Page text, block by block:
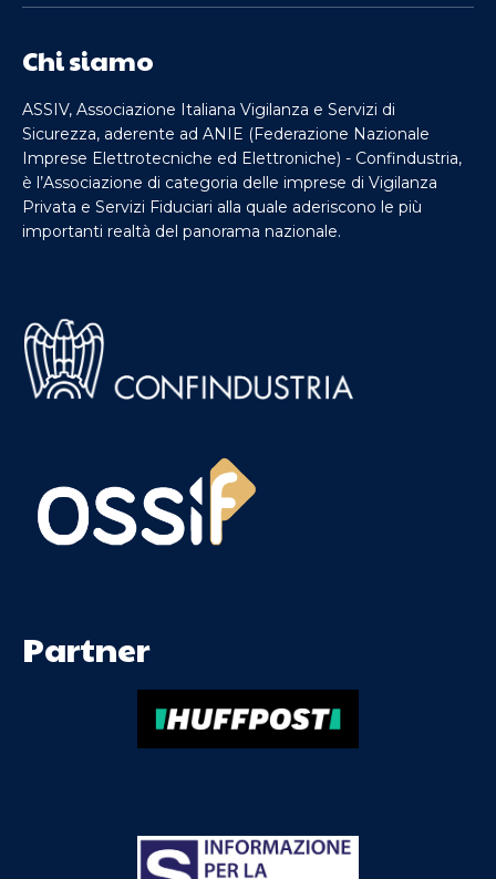
Chi siamo
ASSIV, Associazione Italiana Vigilanza e Servizi di
Sicurezza, aderente ad ANIE (Federazione Nazionale
Imprese Elettrotecniche ed Elettroniche) - Confindustria,
è l’Associazione di categoria delle imprese di Vigilanza
Privata e Servizi Fiduciari alla quale aderiscono le più
importanti realtà del panorama nazionale.
Partner